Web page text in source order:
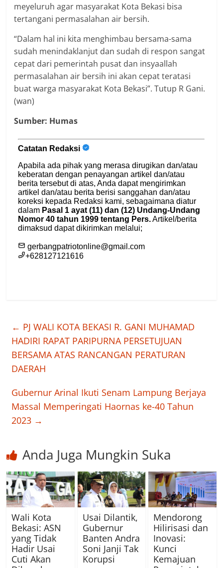
meyeluruh agar masyarakat Kota Bekasi bisa
tertangani permasalahan air bersih.
“Dalam hal ini kita menghimbau bersama-sama
sudah menindaklanjut dan sudah di respon sangat
cepat dari pemerintah pusat dan insyaallah
permasalahan air bersih ini akan cepat teratasi
buat warga masyarakat Kota Bekasi”. Tutup R Gani.
(wan)
Sumber: Humas
← PJ WALI KOTA BEKASI R. GANI MUHAMAD
HADIRI RAPAT PARIPURNA PERSETUJUAN
BERSAMA ATAS RANCANGAN PERATURAN
DAERAH
Gubernur Arinal Ikuti Senam Lampung Berjaya
Massal Memperingati Haornas ke-40 Tahun
2023 →
Anda Juga Mungkin Suka
Wali Kota
Bekasi: ASN
yang Tidak
Hadir Usai
Cuti Akan
Usai Dilantik,
Gubernur
Banten Andra
Soni Janji Tak
Korupsi
Mendorong
Hilirisasi dan
Inovasi:
Kunci
Kemajuan